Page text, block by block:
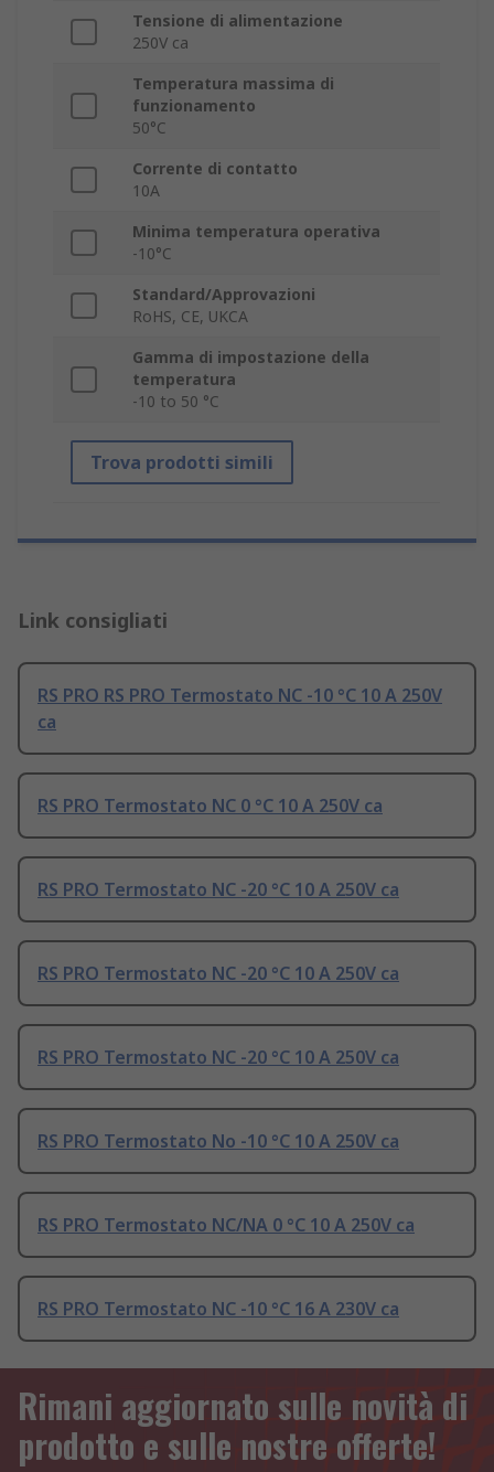
Tensione di alimentazione
250V ca
Temperatura massima di
funzionamento
50°C
Corrente di contatto
10A
Minima temperatura operativa
-10°C
Standard/Approvazioni
RoHS, CE, UKCA
Gamma di impostazione della
temperatura
-10 to 50 °C
Trova prodotti simili
Link consigliati
RS PRO RS PRO Termostato NC -10 °C 10 A 250V
ca
RS PRO Termostato NC 0 °C 10 A 250V ca
RS PRO Termostato NC -20 °C 10 A 250V ca
RS PRO Termostato NC -20 °C 10 A 250V ca
RS PRO Termostato NC -20 °C 10 A 250V ca
RS PRO Termostato No -10 °C 10 A 250V ca
RS PRO Termostato NC/NA 0 °C 10 A 250V ca
RS PRO Termostato NC -10 °C 16 A 230V ca
Rimani aggiornato sulle novità di
prodotto e sulle nostre offerte!